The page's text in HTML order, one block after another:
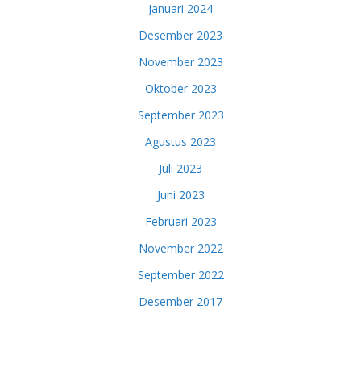
Januari 2024
Desember 2023
November 2023
Oktober 2023
September 2023
Agustus 2023
Juli 2023
Juni 2023
Februari 2023
November 2022
September 2022
Desember 2017